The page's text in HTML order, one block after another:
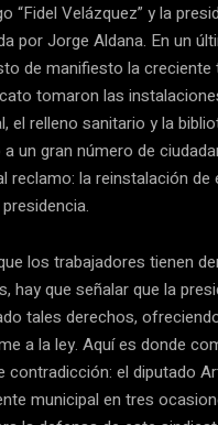
“Fidel Velázquez” y la
por Jorge Aldana. En un
de manifiesto la creciente
tomaron las
el relleno sanitario y la
un gran número de
reclamo: la reinstalación de
los trabajadores tienen
hay que señalar que la
tales derechos,
a la ley. Aquí es donde
contradicción: el diputado
municipal en tres